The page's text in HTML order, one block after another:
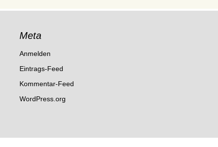
Meta
Anmelden
Eintrags-Feed
Kommentar-Feed
WordPress.org